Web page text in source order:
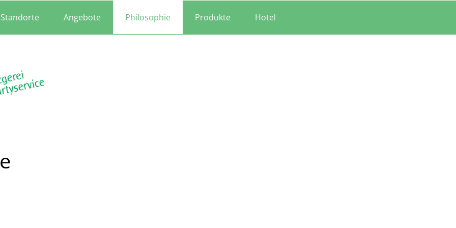
Standorte Angebote Philosophie Produkte Hotel